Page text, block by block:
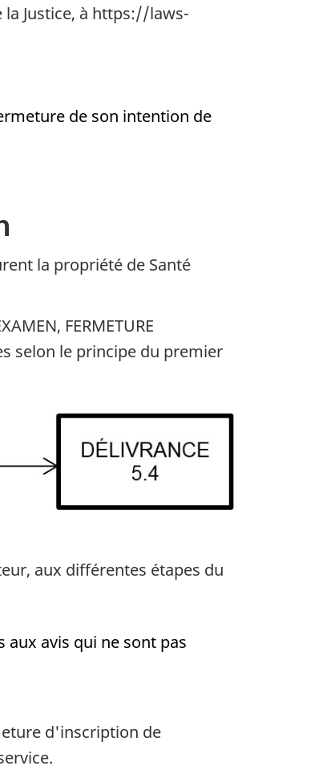
Justice, à https://laws-
de son intention de
la propriété de Santé
FERMETURE
selon le principe du premier
aux différentes étapes du
avis qui ne sont pas
d'inscription de